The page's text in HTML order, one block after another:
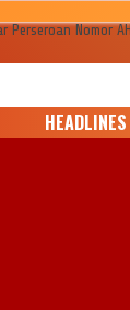
Perseroan
HEADLINES